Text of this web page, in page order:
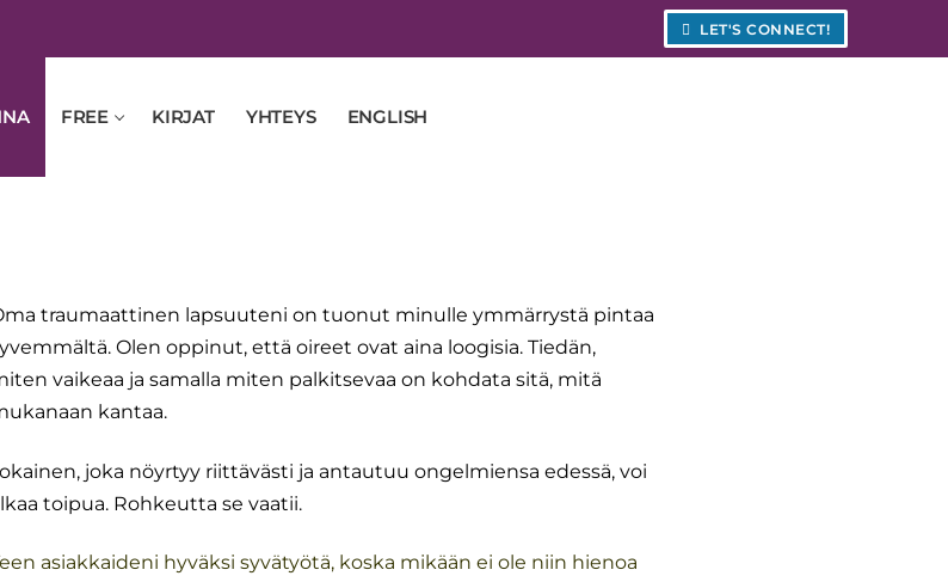
LET'S CONNECT!
FREE KIRJAT YHTEYS ENGLISH
traumaattinen lapsuuteni on tuonut minulle ymmärrystä pintaa
Olen oppinut, että oireet ovat aina loogisia. Tiedän,
vaikeaa ja samalla miten palkitsevaa on kohdata sitä, mitä
kantaa.
joka nöyrtyy riittävästi ja antautuu ongelmiensa edessä, voi
toipua. Rohkeutta se vaatii.
asiakkaideni hyväksi syvätyötä, koska mikään ei ole niin hienoa